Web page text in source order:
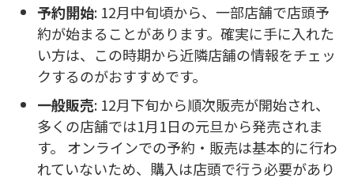
予約開始: 12月中旬頃から、一部店舗で店頭予
約が始まることがあります。確実に手に入れた
い方は、この時期から近隣店舗の情報をチェッ
クするのがおすすめです。
一般販売: 12月下旬から順次販売が開始され、
多くの店舗では1月1日の元旦から発売されま
す。 オンラインでの予約・販売は基本的に行わ
れていないため、購入は店頭で行う必要があり